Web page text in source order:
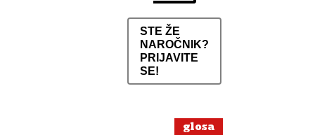
STE ŽE
NAROČNIK?
PRIJAVITE
SE!
glosa